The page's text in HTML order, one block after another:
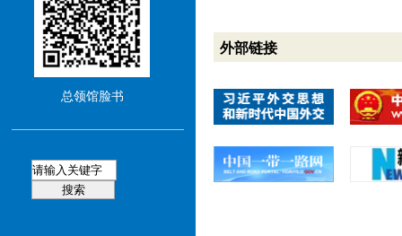
总领馆脸书
外部链接